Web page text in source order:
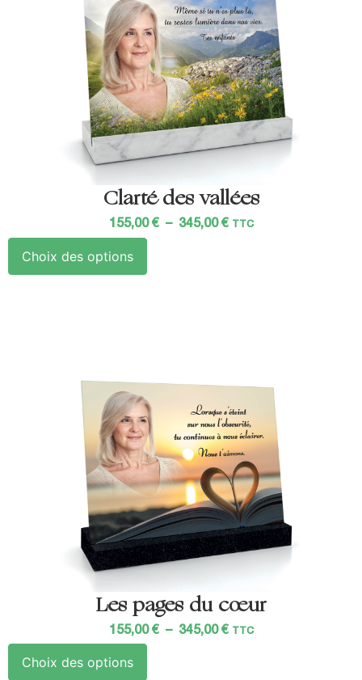
Clarté des vallées
155,00 € – 345,00 € TTC
Choix des options
Les pages du cœur
155,00 € – 345,00 € TTC
Choix des options